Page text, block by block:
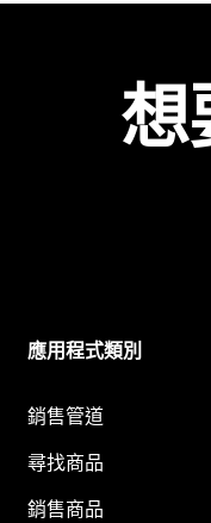
想
應用程式類別
銷售管道
尋找商品
銷售商品